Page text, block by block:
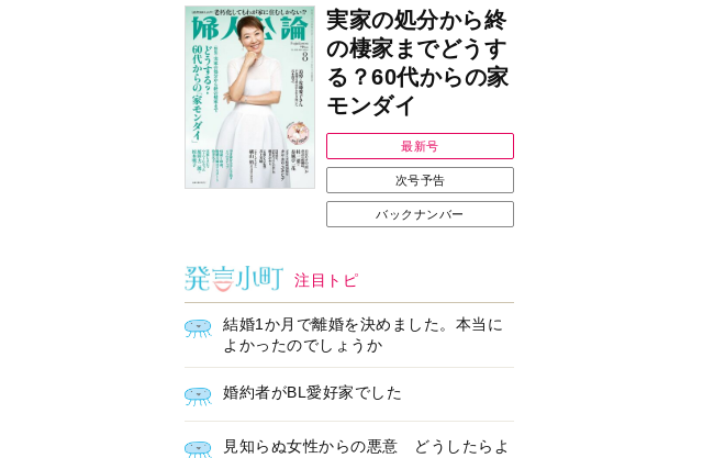
ＡＩで始める遺言を書
く前の準備セミナー開
催
耳にすっぽり！オーテ
ィコン補聴器、新しい
スタイルで All in Ear
の「オーティコン ジー
ル」を発売
脳の健康習慣をサポー
トするオープンイヤー
型イヤホン「kikippa イ
ヤホン HERALBONY
モデル」発売
【編集部より】広告ペ
ージについてのお詫び
と訂正